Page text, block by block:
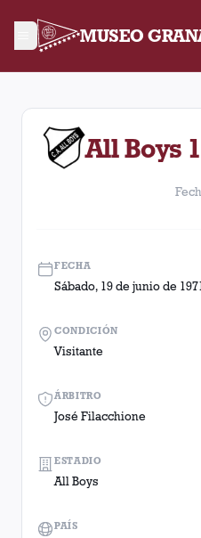
MUSEO
Fecha 11. Partido entre
All Boys
FECHA
Sábado, 19 de junio de
ÁRBITRO
José Filacchione
CONDICIÓN
Visitante
ESTADIO
All Boys
PAÍS